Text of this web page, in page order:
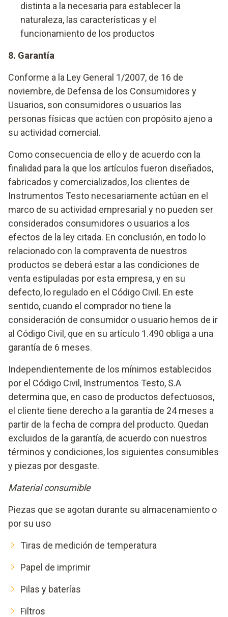
distinta a la necesaria para establecer la
naturaleza, las características y el
funcionamiento de los productos
8. Garantía
Conforme a la Ley General 1/2007, de 16 de
noviembre, de Defensa de los Consumidores y
Usuarios, son consumidores o usuarios las
personas físicas que actúen con propósito ajeno a
su actividad comercial.
Como consecuencia de ello y de acuerdo con la
finalidad para la que los artículos fueron diseñados,
fabricados y comercializados, los clientes de
Instrumentos Testo necesariamente actúan en el
marco de su actividad empresarial y no pueden ser
considerados consumidores o usuarios a los
efectos de la ley citada. En conclusión, en todo lo
relacionado con la compraventa de nuestros
productos se deberá estar a las condiciones de
venta estipuladas por esta empresa, y en su
defecto, lo regulado en el Código Civil. En este
sentido, cuando el comprador no tiene la
consideración de consumidor o usuario hemos de ir
al Código Civil, que en su artículo 1.490 obliga a una
garantía de 6 meses.
Independientemente de los mínimos establecidos
por el Código Civil, Instrumentos Testo, S.A
determina que, en caso de productos defectuosos,
el cliente tiene derecho a la garantía de 24 meses a
partir de la fecha de compra del producto. Quedan
excluidos de la garantía, de acuerdo con nuestros
términos y condiciones, los siguientes consumibles
y piezas por desgaste.
Material consumible
Piezas que se agotan durante su almacenamiento o
por su uso
Tiras de medición de temperatura
Papel de imprimir
Pilas y baterías
Filtros